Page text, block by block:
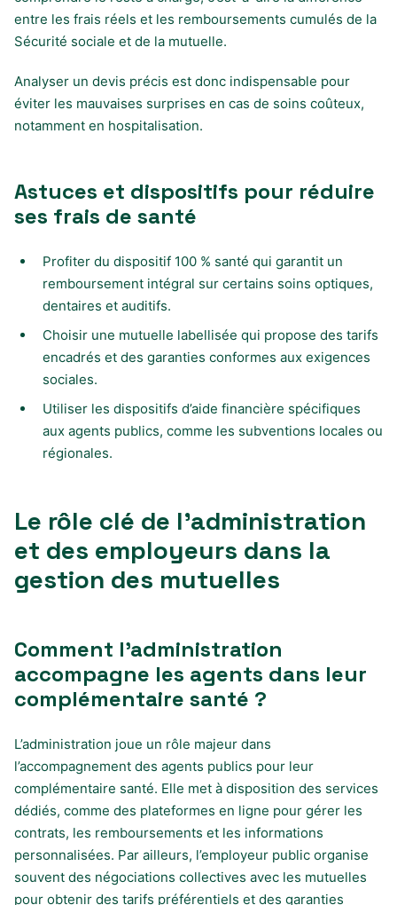
entre les frais réels et les remboursements cumulés de la
Sécurité sociale et de la mutuelle.
Analyser un devis précis est donc indispensable pour
éviter les mauvaises surprises en cas de soins coûteux,
notamment en hospitalisation.
Astuces et dispositifs pour réduire
ses frais de santé
Profiter du dispositif 100 % santé qui garantit un
remboursement intégral sur certains soins optiques,
dentaires et auditifs.
Choisir une mutuelle labellisée qui propose des tarifs
encadrés et des garanties conformes aux exigences
sociales.
Utiliser les dispositifs d’aide financière spécifiques
aux agents publics, comme les subventions locales ou
régionales.
Le rôle clé de l’administration
et des employeurs dans la
gestion des mutuelles
Comment l’administration
accompagne les agents dans leur
complémentaire santé ?
L’administration joue un rôle majeur dans
l’accompagnement des agents publics pour leur
complémentaire santé. Elle met à disposition des services
dédiés, comme des plateformes en ligne pour gérer les
contrats, les remboursements et les informations
personnalisées. Par ailleurs, l’employeur public organise
souvent des négociations collectives avec les mutuelles
pour obtenir des tarifs préférentiels et des garanties